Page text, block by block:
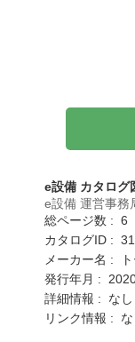
e設備 カタログ
e設備 運営事務
総ページ数 : 6
カタログID :
メーカー名 :
発行年月 :
詳細情報 : なし
リンク情報 : な